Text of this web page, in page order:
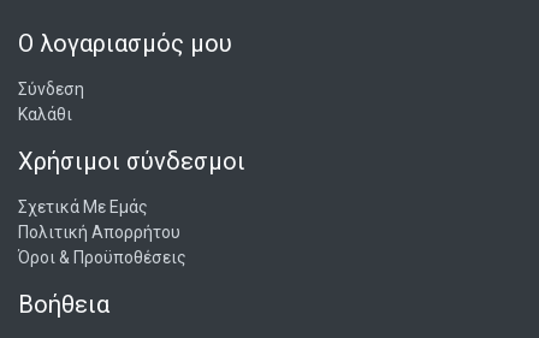
Ο λογαριασμός μου
Σύνδεση
Καλάθι
Χρήσιμοι σύνδεσμοι
Σχετικά Με Εμάς
Πολιτική Απορρήτου
Όροι & Προϋποθέσεις
Βοήθεια